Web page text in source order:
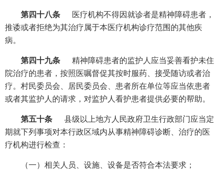
第四十八条
医疗机构不得因就诊者是精神障碍患者，
推诿或者拒绝为其治疗属于本医疗机构诊疗范围的其他疾
病。
第四十九条
精神障碍患者的监护人应当妥善看护未住
院治疗的患者，按照医嘱督促其按时服药、接受随访或者治
疗。村民委员会、居民委员会、患者所在单位等应当依患者
或者其监护人的请求，对监护人看护患者提供必要的帮助。
第五十条
县级以上地方人民政府卫生行政部门应当定
期就下列事项对本行政区域内从事精神障碍诊断、治疗的医
疗机构进行检查：
（一）相关人员、设施、设备是否符合本法要求；